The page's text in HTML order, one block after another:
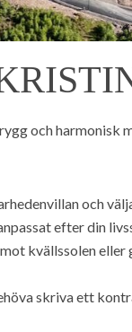
och harmonisk
och
efter din
kvällssolen
skriva ett